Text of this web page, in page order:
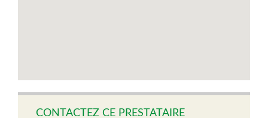
CONTACTEZ CE PRESTATAIRE